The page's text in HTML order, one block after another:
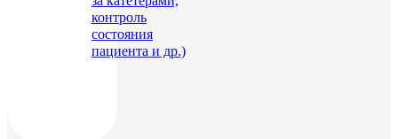
контроль
состояния
пациента и др.)